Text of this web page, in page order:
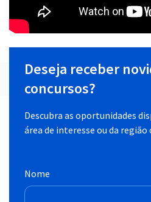
Deseja receber
concursos?
Descubra as oportunidades
área de interesse ou da região
Nome